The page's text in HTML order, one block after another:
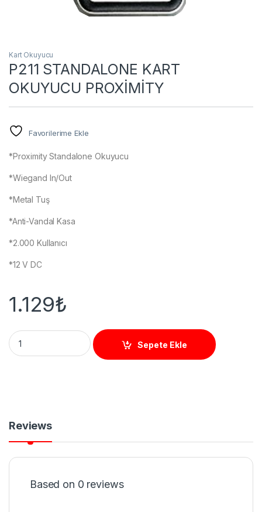
Kart Okuyucu
P211 STANDALONE KART
OKUYUCU PROXİMİTY
Favorilerime Ekle
*Proximity Standalone Okuyucu
*Wiegand In/Out
*Metal Tuş
*Anti-Vandal Kasa
*2.000 Kullanıcı
*12 V DC
1.129₺
P211 STANDALONE KART OKUYUCU PROXİMİTY quantity
Sepete Ekle
Reviews
Based on 0 reviews